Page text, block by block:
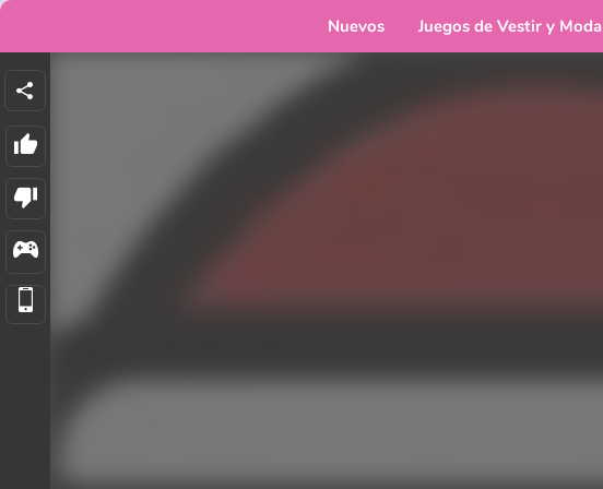
Nuevos Juegos de Vestir y Moda